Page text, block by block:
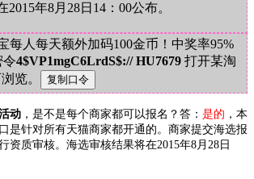
2015年8月28日14：00公布。
每人每天额外加码100金币！中奖率95%
令4$VP1mgC6LrdS$:// HU7679 打开某淘
览。
动 ，是不是每个商家都可以报名？答： 是的 ，本
是针对所有天猫商家都开通的。 商家提交海选报
资质审核。海选审核结果将在2015年8月28日